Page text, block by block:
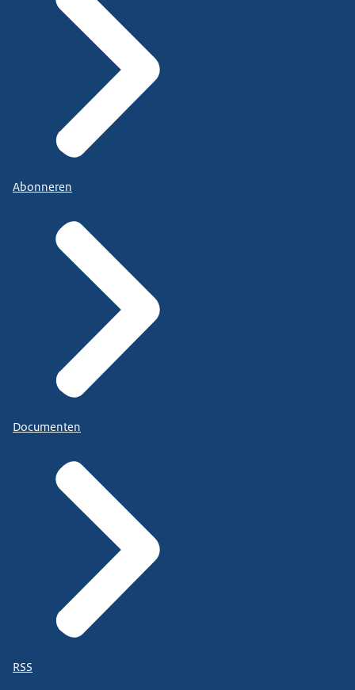
Abonneren
Documenten
RSS